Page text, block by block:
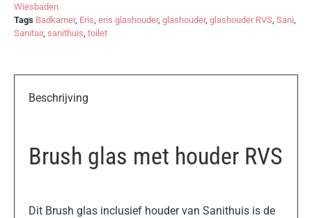
Wiesbaden
Tags Badkamer, Eris eris glashouder, glashouder, glashouder RVS Sani
Sanitair, sanithuis toilet
Beschrijving
Brush glas met houder RVS
Dit Brush glas inclusief houder van Sanithuis is de